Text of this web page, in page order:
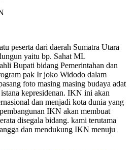
peserta dari daerah Sumatra Utara
yaitu bp. Sahat ML
Bupati bidang Pemerintahan dan
pak Ir joko Widodo dalam
foto masing masing budaya adat
kepresidenan. IKN ini akan
dan menjadi kota dunia yang
IKN akan membuat
disegala bidang. kami terutama
dan mendukung IKN menuju